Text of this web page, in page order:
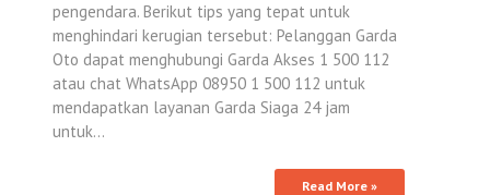
pengendara. Berikut tips yang tepat untuk
menghindari kerugian tersebut: Pelanggan Garda
Oto dapat menghubungi Garda Akses 1 500 112
atau chat WhatsApp 08950 1 500 112 untuk
mendapatkan layanan Garda Siaga 24 jam
untuk…
Read More »